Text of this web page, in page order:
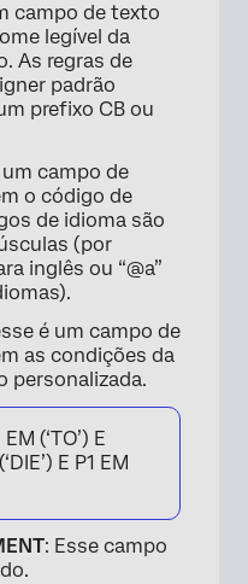
×
campo de texto
legível da
As regras de
padrão
prefixo CB ou
um campo de
o código de
de idioma são
(por
inglês ou “@a”
é um campo de
as condições da
personalizada.
EM (‘TO’) E
E P1 EM
: Esse campo